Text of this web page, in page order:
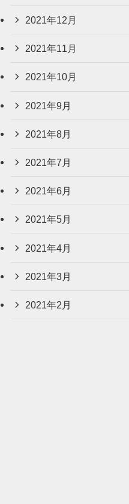
2021年12月
2021年11月
2021年10月
2021年9月
2021年8月
2021年7月
2021年6月
2021年5月
2021年4月
2021年3月
2021年2月